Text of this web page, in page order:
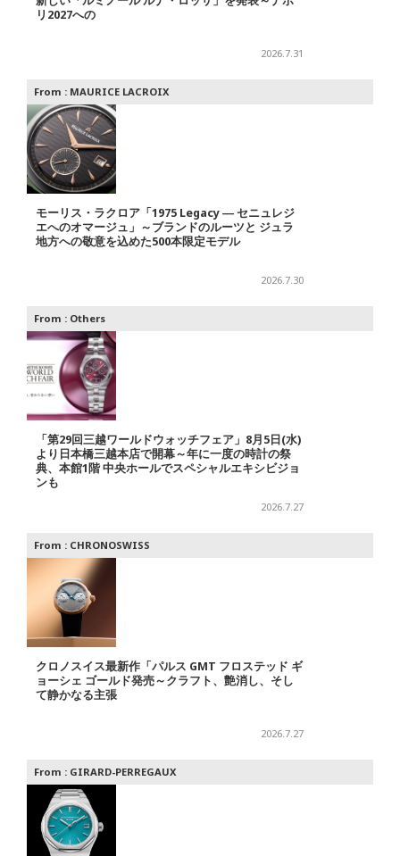
リ2027への
2026.7.31
From : MAURICE LACROIX
モーリス・ラクロア「1975 Legacy ― セニュレジ
エへのオマージュ」～ブランドのルーツと ジュラ
地方への敬意を込めた500本限定モデル
2026.7.30
From : Others
「第29回三越ワールドウォッチフェア」8月5日(水)
より日本橋三越本店で開幕～年に一度の時計の祭
典、本館1階 中央ホールでスペシャルエキシビジョ
ンも
2026.7.27
From : CHRONOSWISS
クロノスイス最新作「パルス GMT フロステッド ギ
ョーシェ ゴールド発売～クラフト、艶消し、そし
て静かなる主張
2026.7.27
From : GIRARD-PERREGAUX